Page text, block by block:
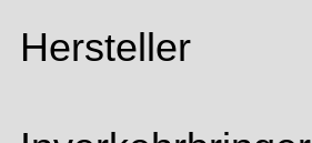
Hersteller